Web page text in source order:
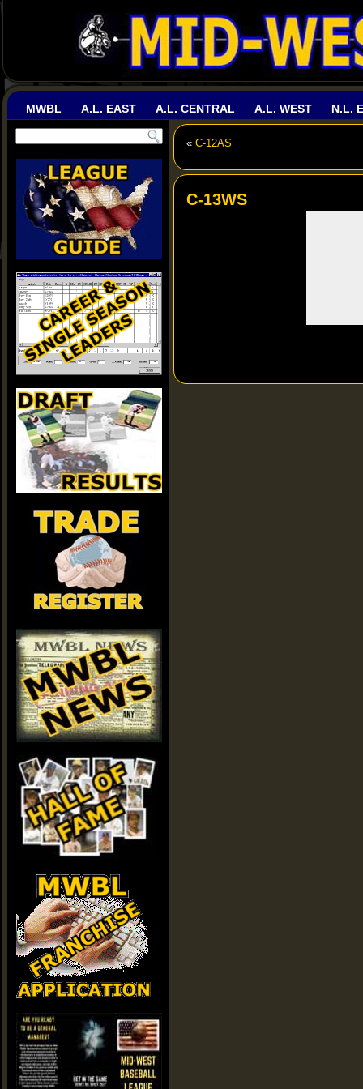
MWBL A.L. EAST A.L. CENTRAL A.L. WEST N.L.
« C-12AS
C-13WS